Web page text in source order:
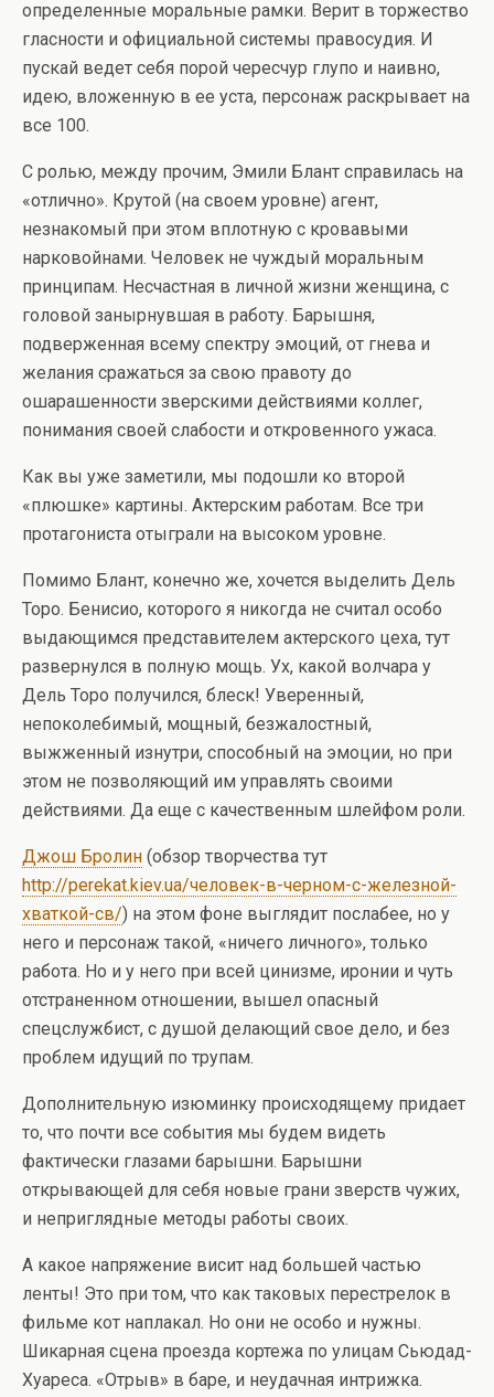
определенные моральные рамки. Верит в торжество
гласности и официальной системы правосудия. И
пускай ведет себя порой чересчур глупо и наивно,
идею, вложенную в ее уста, персонаж раскрывает на
все 100.
С ролью, между прочим, Эмили Блант справилась на
«отлично». Крутой (на своем уровне) агент,
незнакомый при этом вплотную с кровавыми
нарковойнами. Человек не чуждый моральным
принципам. Несчастная в личной жизни женщина, с
головой занырнувшая в работу. Барышня,
подверженная всему спектру эмоций, от гнева и
желания сражаться за свою правоту до
ошарашенности зверскими действиями коллег,
понимания своей слабости и откровенного ужаса.
Как вы уже заметили, мы подошли ко второй
«плюшке» картины. Актерским работам. Все три
протагониста отыграли на высоком уровне.
Помимо Блант, конечно же, хочется выделить Дель
Торо. Бенисио, которого я никогда не считал особо
выдающимся представителем актерского цеха, тут
развернулся в полную мощь. Ух, какой волчара у
Дель Торо получился, блеск! Уверенный,
непоколебимый, мощный, безжалостный,
выжженный изнутри, способный на эмоции, но при
этом не позволяющий им управлять своими
действиями. Да еще с качественным шлейфом роли.
Джош Бролин (обзор творчества тут
http://perekat.kiev.ua/человек-в-черном-с-железной-
хваткой-св/) на этом фоне выглядит послабее, но у
него и персонаж такой, «ничего личного», только
работа. Но и у него при всей цинизме, иронии и чуть
отстраненном отношении, вышел опасный
спецслужбист, с душой делающий свое дело, и без
проблем идущий по трупам.
Дополнительную изюминку происходящему придает
то, что почти все события мы будем видеть
фактически глазами барышни. Барышни
открывающей для себя новые грани зверств чужих,
и неприглядные методы работы своих.
А какое напряжение висит над большей частью
ленты! Это при том, что как таковых перестрелок в
фильме кот наплакал. Но они не особо и нужны.
Шикарная сцена проезда кортежа по улицам Сьюдад-
Хуареса. «Отрыв» в баре, и неудачная интрижка.